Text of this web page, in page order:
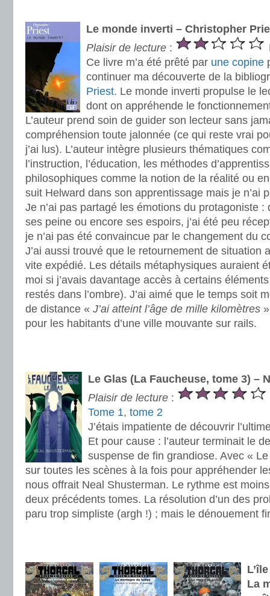
Le monde inverti – Christopher
Plaisir de lecture :
Ce livre m’a été prêté par une copine
continuer ma découverte de la
Priest. Le monde inverti propulse le
dont on appréhende le
L’auteur prend soin de guider son lecteur sans
compréhension toute jalonnée (ce qui reste vrai
j’ai lus). L’auteur intègre plusieurs thématiques
l’instruction, l’éducation, les méthodes
philosophiques comme la notion de la réalité ou
suit Helward dans son apprentissage mais je n’ai
Je n’ai pas partagé les émotions du protagoniste
ses peine ou encore ses espoirs, j’ai été peu
je n’ai pas été convaincue par le changement du
J’ai aussi trouvé que le retournement de situation
vite expédié. Les détails métaphysiques auraient
moi si j’avais davantage accès à certains
restés dans l’ombre). J’ai aimé que le temps soit
de distance « J’ai atteint l’âge de mille kilomètres
pour les habitants d’une ville mouvante sur rails.
Le Glas (La Faucheuse, tome 3) –
Plaisir de lecture :
Tome 1, tome 2
J’étais impatiente de découvrir
Et pour cause : l’auteur terminait le
suspense de fin grandiose. Avec «
sur toutes les scènes à la fois pour appréhender
nous offrait Neal Shusterman. Le rythme est
deux précédents tomes. La résolution d’un des
paru trop simpliste (argh !) ; mais le dénouement
La